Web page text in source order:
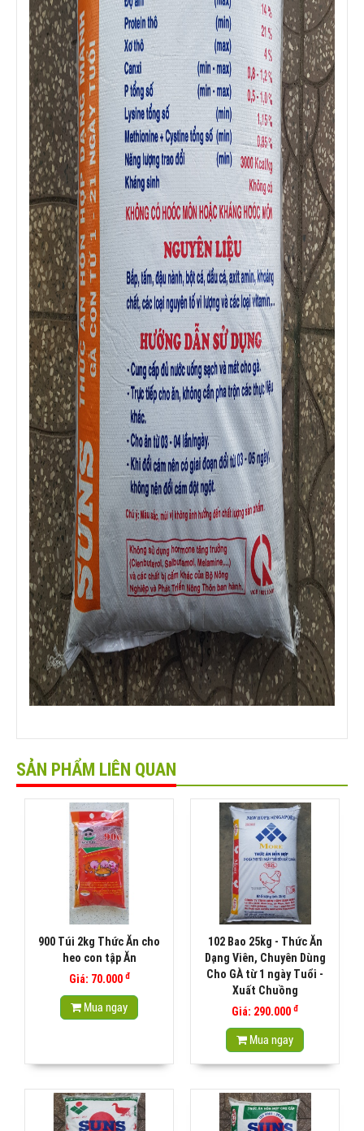
SẢN PHẨM LIÊN QUAN
900 Túi 2kg Thức Ăn cho
heo con tập Ăn
Giá: 70.000 đ
Mua ngay
102 Bao 25kg - Thức Ăn
Dạng Viên, Chuyên Dùng
Cho GÀ từ 1 ngày Tuổi -
Xuất Chuồng
Giá: 290.000 đ
Mua ngay